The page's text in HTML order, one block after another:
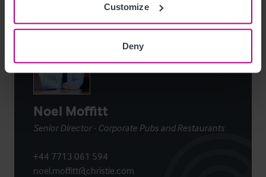
Customize
Deny
Noel Moffitt
Senior Director - Corporate Pubs and Restaurants
+44 7713 061 594
noel.moffitt@christie.com